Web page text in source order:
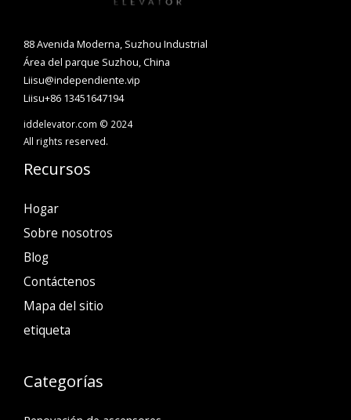
88 Avenida Moderna, Suzhou Industrial
Área del parque Suzhou, China
Liisu@independiente.vip
Liisu+86 13451647194
iddelevator.com © 2024
All rights reserved.
Recursos
Hogar
Sobre nosotros
Blog
Contáctenos
Mapa del sitio
etiqueta
Categorías